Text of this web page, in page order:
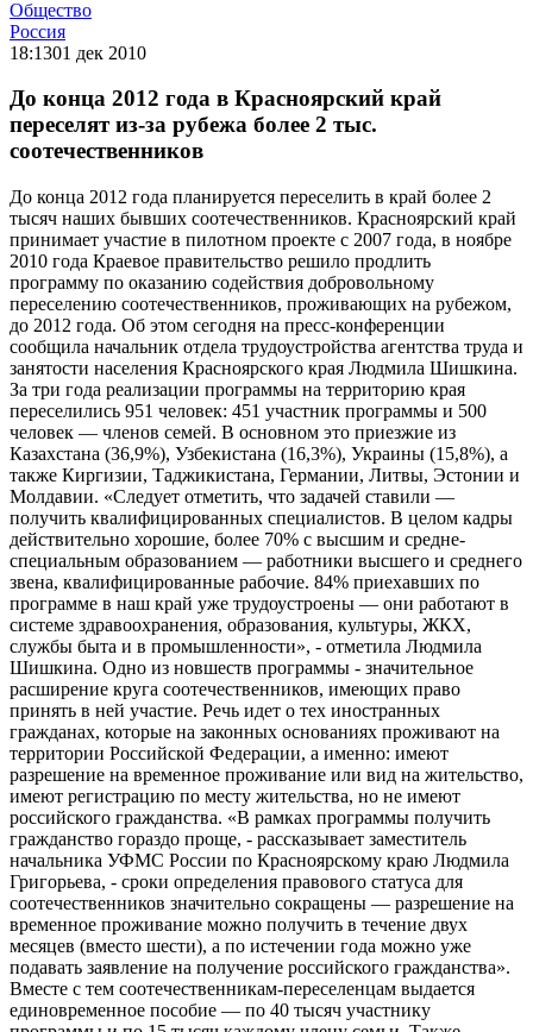
Общество
Россия
18:1301 дек 2010
До конца 2012 года в Красноярский край
переселят из-за рубежа более 2 тыс.
соотечественников
До конца 2012 года планируется переселить в край более 2
тысяч наших бывших соотечественников. Красноярский край
принимает участие в пилотном проекте с 2007 года, в ноябре
2010 года Краевое правительство решило продлить
программу по оказанию содействия добровольному
переселению соотечественников, проживающих на рубежом,
до 2012 года. Об этом сегодня на пресс-конференции
сообщила начальник отдела трудоустройства агентства труда и
занятости населения Красноярского края Людмила Шишкина.
За три года реализации программы на территорию края
переселились 951 человек: 451 участник программы и 500
человек — членов семей. В основном это приезжие из
Казахстана (36,9%), Узбекистана (16,3%), Украины (15,8%), а
также Киргизии, Таджикистана, Германии, Литвы, Эстонии и
Молдавии. «Следует отметить, что задачей ставили —
получить квалифицированных специалистов. В целом кадры
действительно хорошие, более 70% с высшим и средне-
специальным образованием — работники высшего и среднего
звена, квалифицированные рабочие. 84% приехавших по
программе в наш край уже трудоустроены — они работают в
системе здравоохранения, образования, культуры, ЖКХ,
службы быта и в промышленности», - отметила Людмила
Шишкина. Одно из новшеств программы - значительное
расширение круга соотечественников, имеющих право
принять в ней участие. Речь идет о тех иностранных
гражданах, которые на законных основаниях проживают на
территории Российской Федерации, а именно: имеют
разрешение на временное проживание или вид на жительство,
имеют регистрацию по месту жительства, но не имеют
российского гражданства. «В рамках программы получить
гражданство гораздо проще, - рассказывает заместитель
начальника УФМС России по Красноярскому краю Людмила
Григорьева, - сроки определения правового статуса для
соотечественников значительно сокращены — разрешение на
временное проживание можно получить в течение двух
месяцев (вместо шести), а по истечении года можно уже
подавать заявление на получение российского гражданства».
Вместе с тем соотечественникам-переселенцам выдается
единовременное пособие — по 40 тысяч участнику